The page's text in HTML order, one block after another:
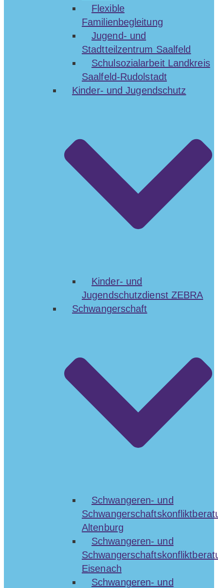
Flexible
Familienbegleitung
Jugend- und
Stadtteilzentrum Saalfeld
Schulsozialarbeit Landkreis
Saalfeld-Rudolstadt
Kinder- und Jugendschutz
Kinder- und
Jugendschutzdienst ZEBRA
Schwangerschaft
Schwangeren- und
Altenburg
Schwangeren- und
Eisenach
Schwangeren- und